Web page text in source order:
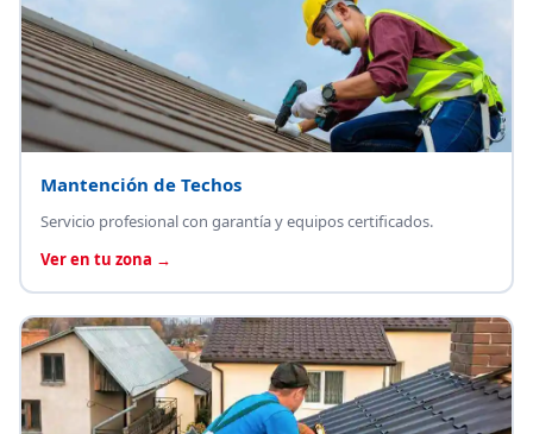
Mantención de Techos
Servicio profesional con garantía y equipos certificados.
Ver en tu zona →